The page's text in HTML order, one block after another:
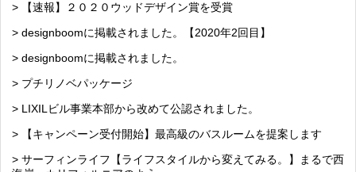
> 【速報】２０２０ウッドデザイン賞を受賞
> designboomに掲載されました。【2020年2回目】
> designboomに掲載されました。
> プチリノベパッケージ
> LIXILビル事業本部から改めて公認されました。
> 【キャンペーン受付開始】最高級のバスルームを提案します
> サーフィンライフ【ライフスタイルから変えてみる。】まるで西